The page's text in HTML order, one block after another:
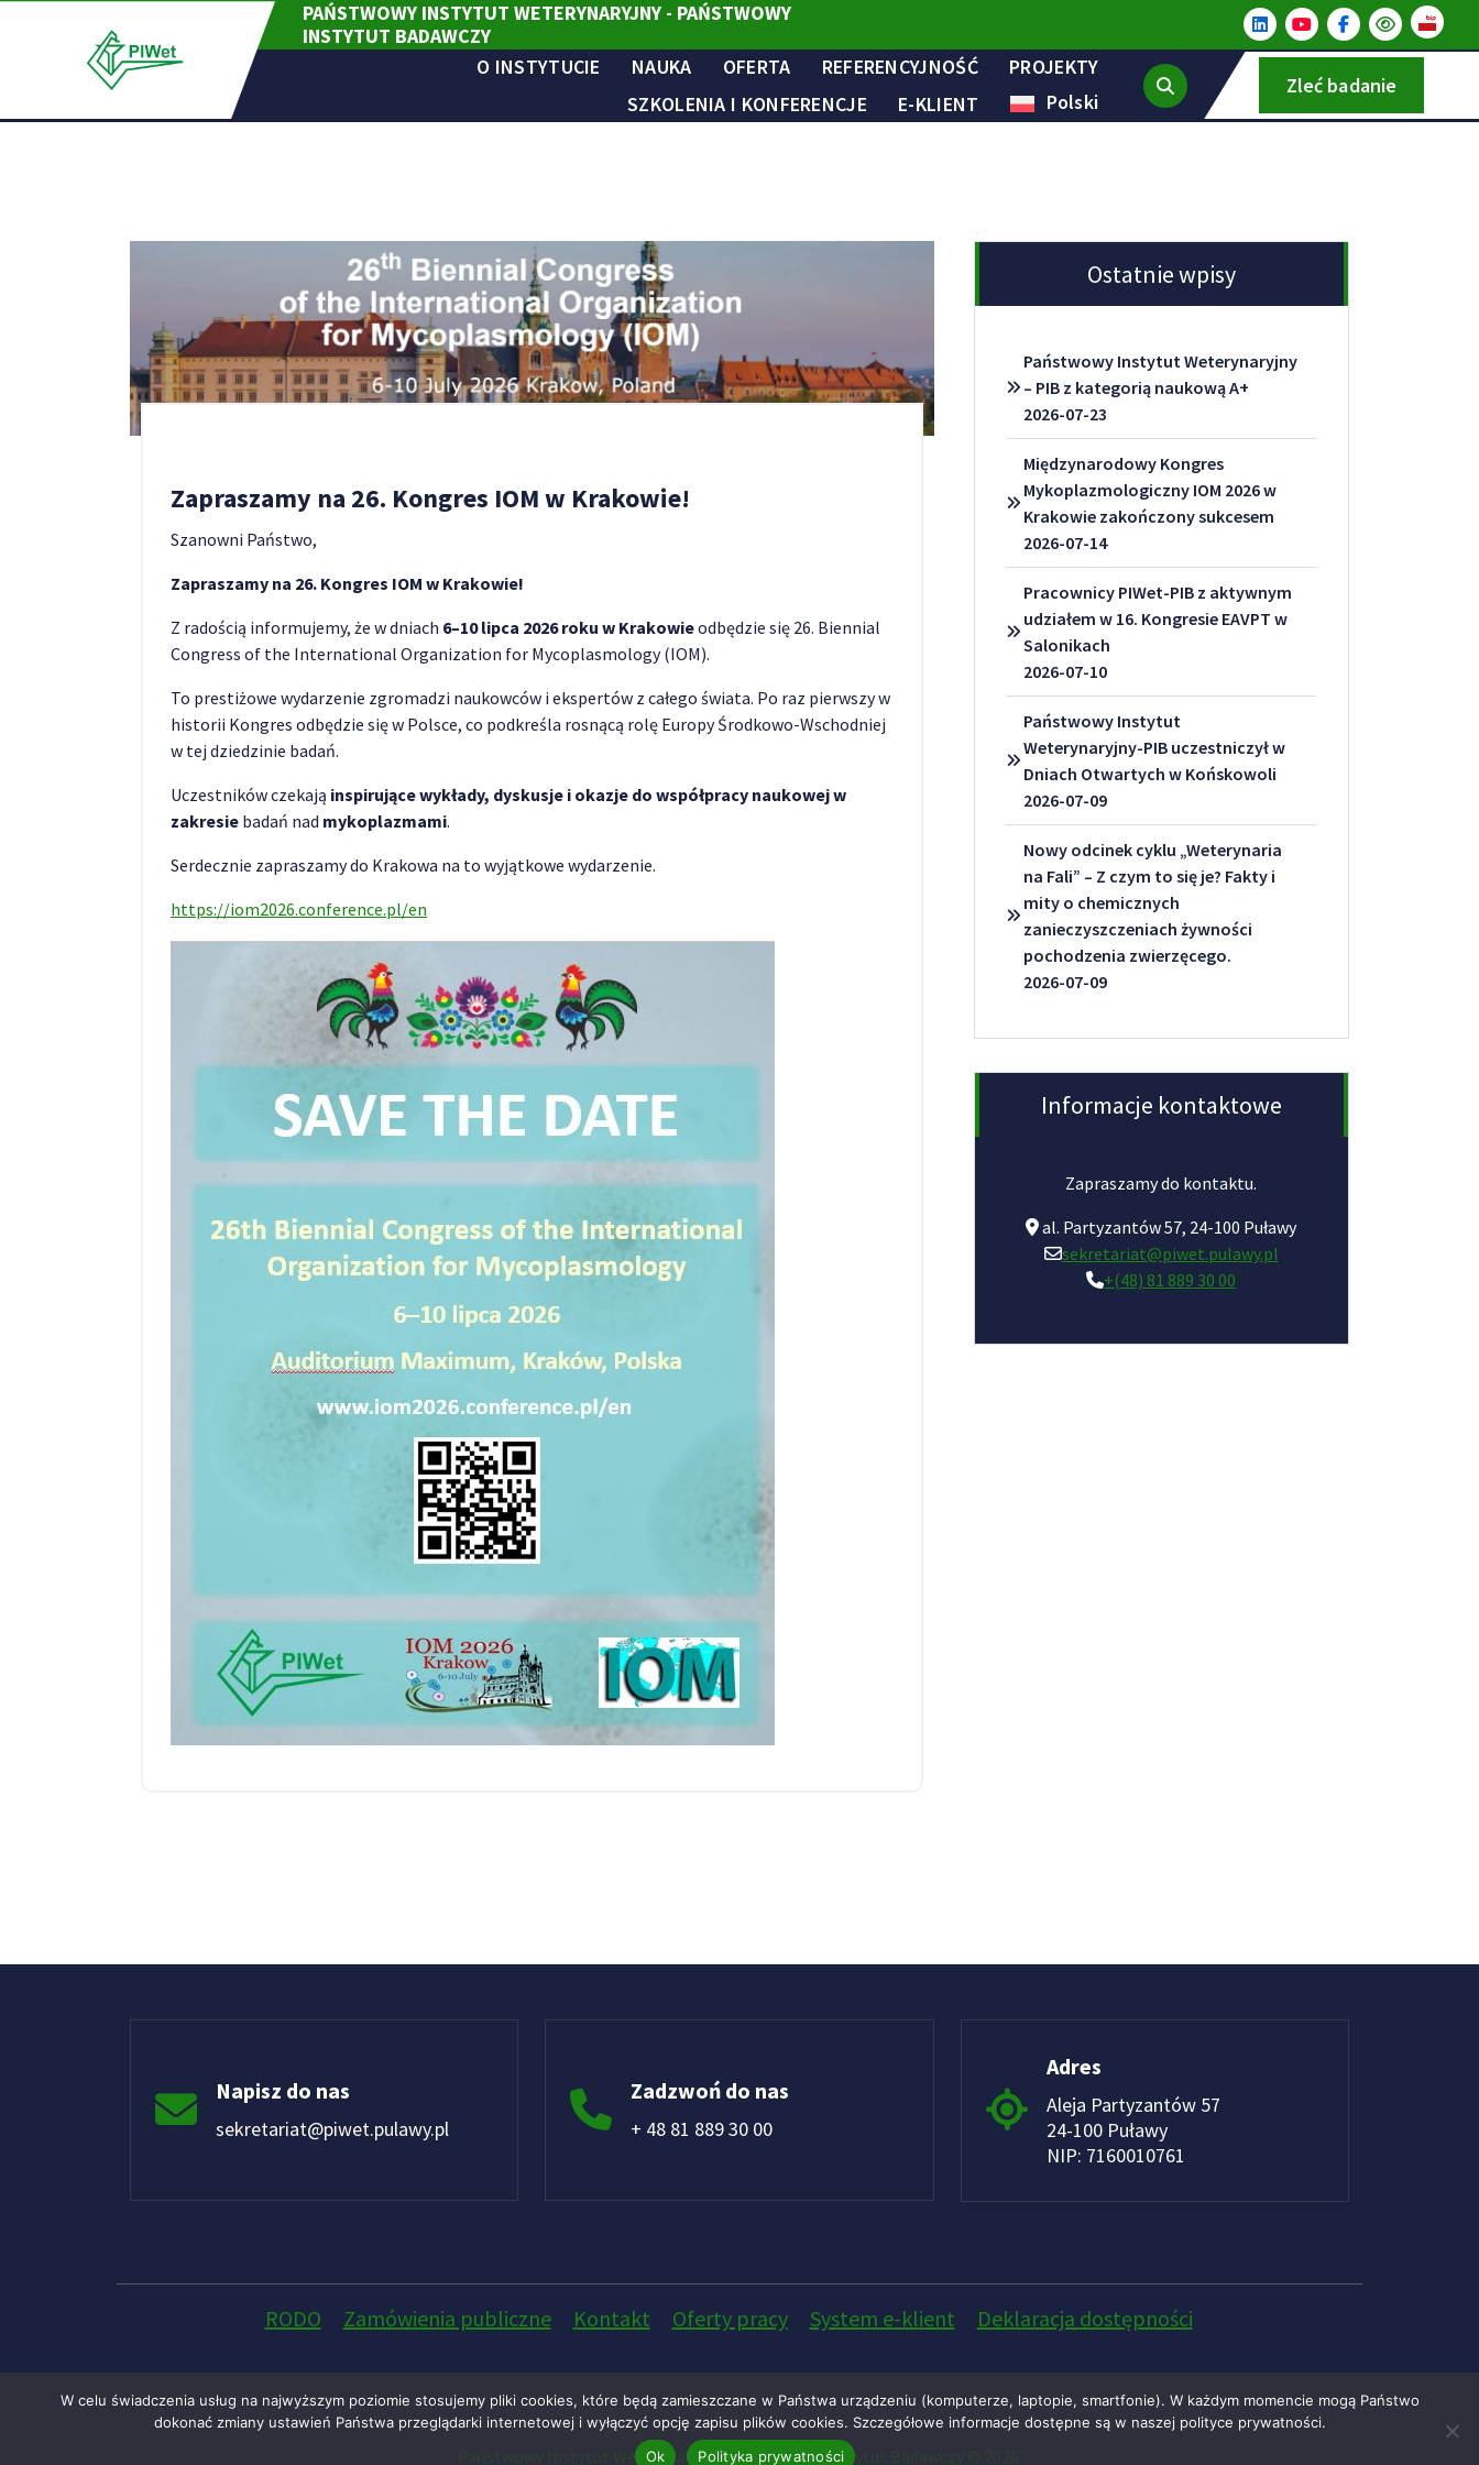
PAŃSTWOWY INSTYTUT WETERYNARYJNY - PAŃSTWOWY
INSTYTUT BADAWCZY
O INSTYTUCIE
NAUKA OFERTA REFERENCYJNOŚĆ
PROJEKTY
SZKOLENIA I KONFERENCJE
E-KLIENT Polski
Zleć badanie
Zapraszamy na 26. Kongres IOM w Krakowie!
Szanowni Państwo,
Zapraszamy na 26. Kongres IOM w Krakowie!
Z radością informujemy, że w dniach 6–10 lipca 2026 roku w Krakowieodbędzie się 26. Biennial
Congress of the International Organization for Mycoplasmology (IOM).
To prestiżowe wydarzenie zgromadzi naukowców i ekspertów z całego świata. Po raz pierwszy w
historii Kongres odbędzie się w Polsce, co podkreśla rosnącą rolę Europy Środkowo-Wschodniej
w tej dziedzinie badań.
Uczestników czekają inspirujące wykłady, dyskusje i okazje do współpracy naukowej w
zakresie badań nad mykoplazmami.
Serdecznie zapraszamy do Krakowa na to wyjątkowe wydarzenie.
https://iom2026.conference.pl/en
Ostatnie wpisy
Państwowy Instytut Weterynaryjny
– PIB z kategorią naukową A+
2026-07-23
Międzynarodowy Kongres
Mykoplazmologiczny IOM 2026 w
Krakowie zakończony sukcesem
2026-07-14
Pracownicy PIWet-PIB z aktywnym
udziałem w 16. Kongresie EAVPT w
Salonikach
2026-07-10
Państwowy Instytut
Weterynaryjny-PIB uczestniczył w
Dniach Otwartych w Końskowoli
2026-07-09
Nowy odcinek cyklu „Weterynaria
na Fali” – Z czym to się je? Fakty i
mity o chemicznych
zanieczyszczeniach żywności
pochodzenia zwierzęcego.
2026-07-09
Informacje kontaktowe
Zapraszamy do kontaktu.
al. Partyzantów 57, 24-100 Puławy
sekretariat@piwet.pulawy.pl
+(48) 81 889 30 00
Napisz do nas
sekretariat@piwet.pulawy.pl
Zadzwoń do nas
+ 48 81 889 30 00
Adres
Aleja Partyzantów 57
24-100 Puławy
NIP: 7160010761
RODO Zamówienia publiczne Kontakt Oferty pracy System e-klient Deklaracja dostępności
Państwowy Instytut Weterynaryjny - Państwowy Instytut Badawczy © 2026.
W celu świadczenia usług na najwyższym poziomie stosujemy pliki cookies, które będą zamieszczane w Państwa urządzeniu (komputerze, laptopie, smartfonie). W każdym momencie mogą Państwo
dokonać zmiany ustawień Państwa przeglądarki internetowej i wyłączyć opcję zapisu plików cookies. Szczegółowe informacje dostępne są w naszej polityce prywatności.
Ok
Polityka prywatności